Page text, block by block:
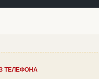
ТЕЛЕФОНА